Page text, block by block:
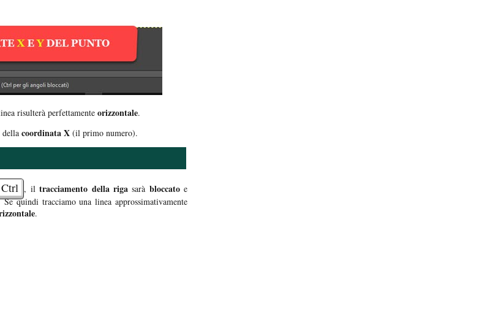
risulterà perfettamente orizzontale.
coordinata X (il primo numero).
Ctrl , iltracciamento della rigasarà bloccatoe
Se quindi tracciamo una linea approssimativamente
.